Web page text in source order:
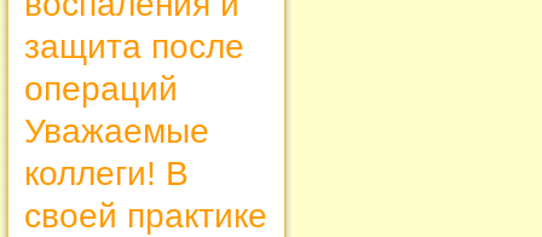
защита после
операций
Уважаемые
коллеги! В
своей практике